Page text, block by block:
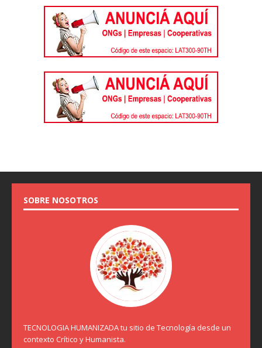
SOBRE NOSOTROS
TECNOLOGIA HUMANIZADA tu sitio de Tecnología desde un
contexto Crítico y Humanista.